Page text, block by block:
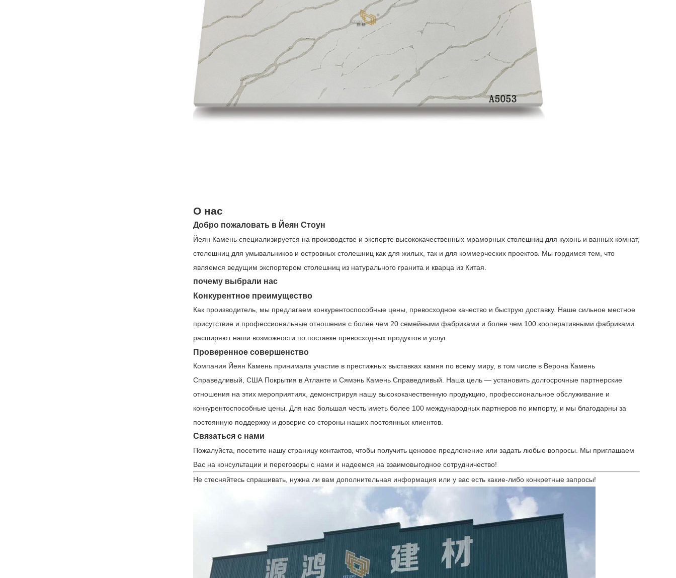
О нас
Добро пожаловать в Йеян Стоун
Йеян Камень специализируется на производстве и экспорте высококачественных мраморных столешниц для кухонь и ванных комнат,
столешниц для умывальников и островных столешниц как для жилых, так и для коммерческих проектов. Мы гордимся тем, что
являемся ведущим экспортером столешниц из натурального гранита и кварца из Китая.
почему выбрали нас
Конкурентное преимущество
Как производитель, мы предлагаем конкурентоспособные цены, превосходное качество и быструю доставку. Наше сильное местное
присутствие и профессиональные отношения с более чем 20 семейными фабриками и более чем 100 кооперативными фабриками
расширяют наши возможности по поставке превосходных продуктов и услуг.
Проверенное совершенство
Компания Йеян Камень принимала участие в престижных выставках камня по всему миру, в том числе в Верона Камень
Справедливый, США Покрытия в Атланте и Сямэнь Камень Справедливый. Наша цель — установить долгосрочные партнерские
отношения на этих мероприятиях, демонстрируя нашу высококачественную продукцию, профессиональное обслуживание и
конкурентоспособные цены. Для нас большая честь иметь более 100 международных партнеров по импорту, и мы благодарны за
постоянную поддержку и доверие со стороны наших постоянных клиентов.
Связаться с нами
Пожалуйста, посетите нашу страницу контактов, чтобы получить ценовое предложение или задать любые вопросы. Мы приглашаем
Вас на консультации и переговоры с нами и надеемся на взаимовыгодное сотрудничество!
Не стесняйтесь спрашивать, нужна ли вам дополнительная информация или у вас есть какие-либо конкретные запросы!